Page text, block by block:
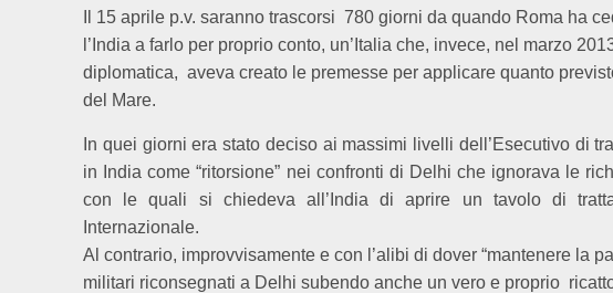
Il 15 aprile p.v. saranno trascorsi 780 giorni da quando Roma ha
l’India a farlo per proprio conto, un’Italia che, invece, nel marzo
diplomatica, aveva creato le premesse per applicare quanto
del Mare.
In quei giorni era stato deciso ai massimi livelli dell’Esecutivo di
in India come “ritorsione” nei confronti di Delhi che ignorava le
con le quali si chiedeva all’India di aprire un tavolo di
Internazionale.
Al contrario, improvvisamente e con l’alibi di dover “mantenere la
militari riconsegnati a Delhi subendo anche un vero e proprio